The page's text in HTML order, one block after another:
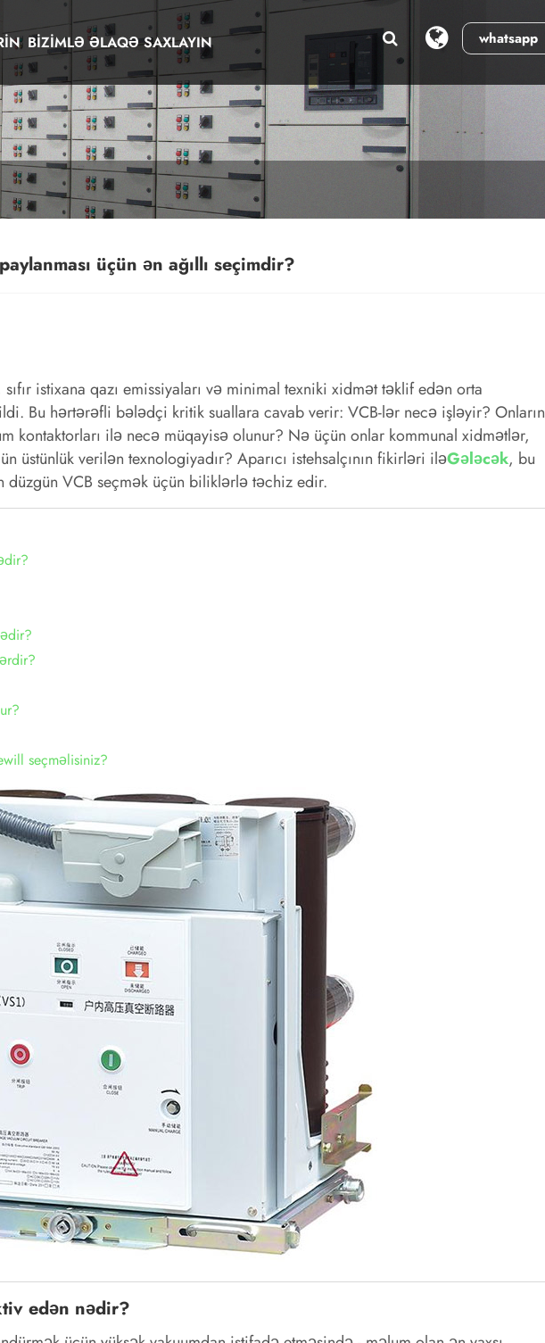
whatsapp
BIZIMLƏ ƏLAQƏ SAXLAYIN
üçün ən ağıllı seçimdir?
istixana qazı emissiyaları və minimal texniki xidmət təklif edən orta
Bu hərtərəfli bələdçi kritik suallara cavab verir: VCB-lər necə işləyir? Onların
kontaktorları ilə necə müqayisə olunur? Nə üçün onlar kommunal xidmətlər,
üstünlük verilən texnologiyadır? Aparıcı istehsalçının fikirləri iləGələcək, bu
düzgün VCB seçmək üçün biliklərlə təchiz edir.
seçməlisiniz?
edən nədir?